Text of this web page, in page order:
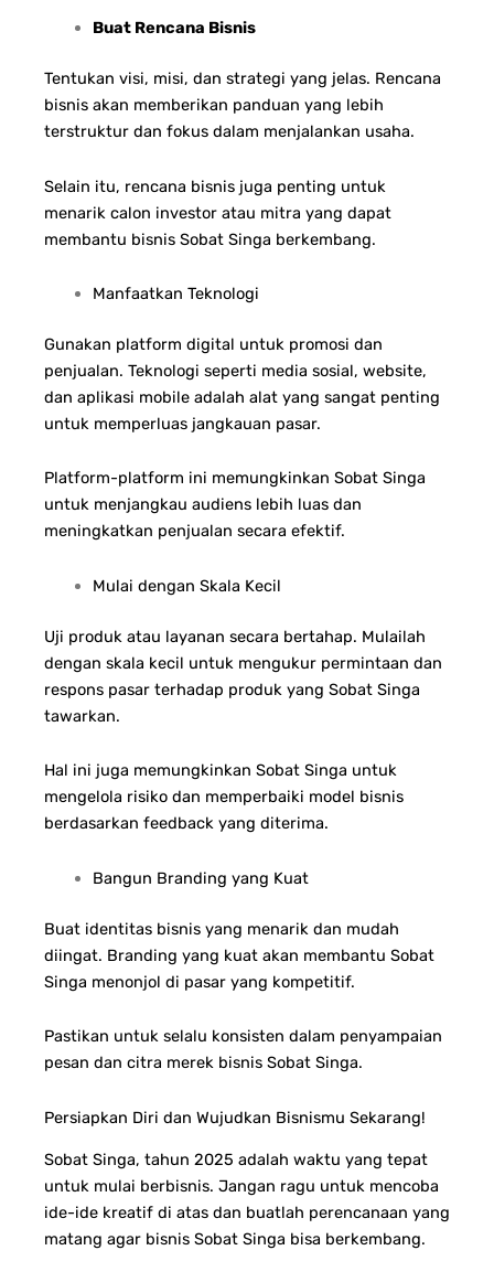
Buat Rencana Bisnis
Tentukan visi, misi, dan strategi yang jelas. Rencana
bisnis akan memberikan panduan yang lebih
terstruktur dan fokus dalam menjalankan usaha.
Selain itu, rencana bisnis juga penting untuk
menarik calon investor atau mitra yang dapat
membantu bisnis Sobat Singa berkembang.
Manfaatkan Teknologi
Gunakan platform digital untuk promosi dan
penjualan. Teknologi seperti media sosial, website,
dan aplikasi mobile adalah alat yang sangat penting
untuk memperluas jangkauan pasar.
Platform-platform ini memungkinkan Sobat Singa
untuk menjangkau audiens lebih luas dan
meningkatkan penjualan secara efektif.
Mulai dengan Skala Kecil
Uji produk atau layanan secara bertahap. Mulailah
dengan skala kecil untuk mengukur permintaan dan
respons pasar terhadap produk yang Sobat Singa
tawarkan.
Hal ini juga memungkinkan Sobat Singa untuk
mengelola risiko dan memperbaiki model bisnis
berdasarkan feedback yang diterima.
Bangun Branding yang Kuat
Buat identitas bisnis yang menarik dan mudah
diingat. Branding yang kuat akan membantu Sobat
Singa menonjol di pasar yang kompetitif.
Pastikan untuk selalu konsisten dalam penyampaian
pesan dan citra merek bisnis Sobat Singa.
Persiapkan Diri dan Wujudkan Bisnismu Sekarang!
Sobat Singa, tahun 2025 adalah waktu yang tepat
untuk mulai berbisnis. Jangan ragu untuk mencoba
ide-ide kreatif di atas dan buatlah perencanaan yang
matang agar bisnis Sobat Singa bisa berkembang.